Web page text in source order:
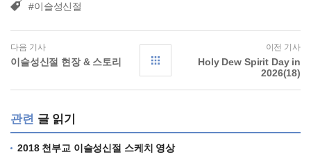
#이슬성신절
다음 기사
이슬성신절 현장 & 스토리
이전 기사
Holy Dew Spirit Day in
2026(18)
관련 글 읽기
2018 천부교 이슬성신절 스케치 영상